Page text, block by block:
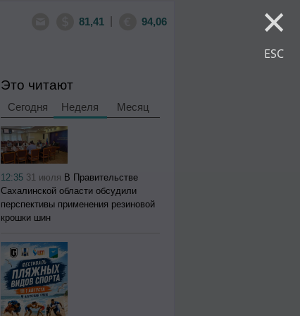
×
ESC
81,41 94,06
Это читают
Сегодня Неделя Месяц
12:35 31 июля В Правительстве
Сахалинской области обсудили
перспективы применения резиновой
крошки шин